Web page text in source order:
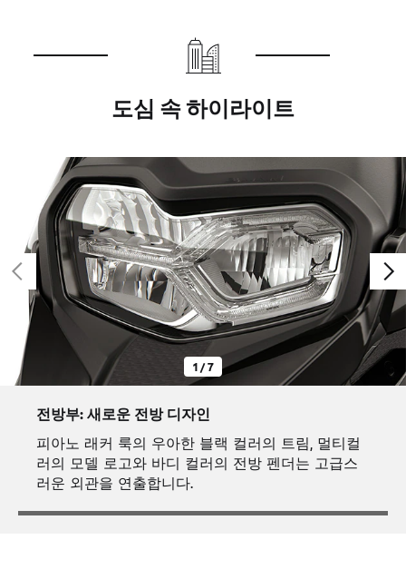
도심 속 하이라이트
1 / 7
전방부: 새로운 전방 디자인
피아노 래커 룩의 우아한 블랙 컬러의 트림, 멀티컬
러의 모델 로고와 바디 컬러의 전방 펜더는 고급스
러운 외관을 연출합니다.